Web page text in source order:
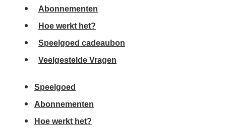
Abonnementen
Hoe werkt het?
Speelgoed cadeaubon
Veelgestelde Vragen
Speelgoed
Abonnementen
Hoe werkt het?